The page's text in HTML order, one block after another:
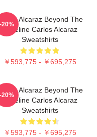
Alcaraz Beyond The
Baseline Carlos Alcaraz
Sweatshirts
￥593,775 - ￥695,275
-20%
Alcaraz Beyond The
Baseline Carlos Alcaraz
Sweatshirts
￥593,775 - ￥695,275
-20%